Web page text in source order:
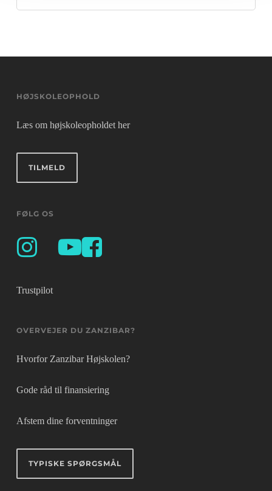
HØJSKOLEOPHOLD
Læs om højskoleopholdet her
TILMELD
FØLG OS
Trustpilot
OVERVEJER DU ZANZIBAR?
Hvorfor Zanzibar Højskolen?
Gode råd til finansiering
Afstem dine forventninger
TYPISKE SPØRGSMÅL